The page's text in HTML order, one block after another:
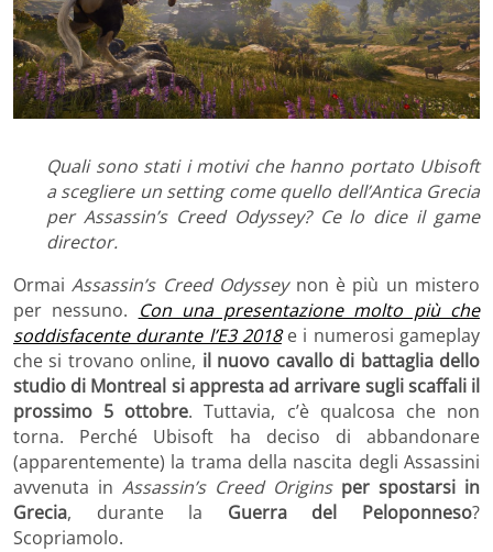
Quali sono stati i motivi che hanno portato Ubisoft
a scegliere un setting come quello dell’Antica Grecia
per Assassin’s Creed Odyssey? Ce lo dice il game
director.
OrmaiAssassin’s Creed Odyssey non è più un mistero
per nessuno. Con una presentazione molto più che
soddisfacente durante l’E3 2018e i numerosi gameplay
che si trovano online, il nuovo cavallo di battaglia dello
studio di Montreal si appresta ad arrivare sugli scaffali il
prossimo 5 ottobre. Tuttavia, c’è qualcosa che non
torna. Perché Ubisoft ha deciso di abbandonare
(apparentemente) la trama della nascita degli Assassini
avvenuta in Assassin’s Creed Origins per spostarsi in
Grecia, durante la Guerra del Peloponneso?
Scopriamolo.